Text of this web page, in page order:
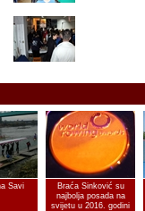
Savi
Braća Sinković su
najbolja posada na
svijetu u 2016. godini